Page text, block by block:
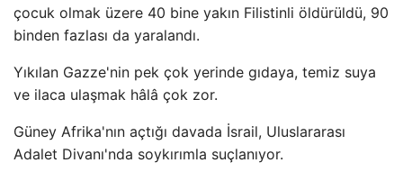
çocuk olmak üzere 40 bine yakın Filistinli öldürüldü, 90
binden fazlası da yaralandı.
Yıkılan Gazze'nin pek çok yerinde gıdaya, temiz suya
ve ilaca ulaşmak hâlâ çok zor.
Güney Afrika'nın açtığı davada İsrail, Uluslararası
Adalet Divanı'nda soykırımla suçlanıyor.